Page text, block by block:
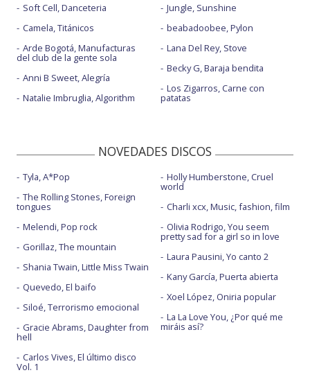
Soft Cell, Danceteria
Camela, Titánicos
Arde Bogotá, Manufacturas
del club de la gente sola
Anni B Sweet, Alegría
Natalie Imbruglia, Algorithm
Jungle, Sunshine
beabadoobee, Pylon
Lana Del Rey, Stove
Becky G, Baraja bendita
Los Zigarros, Carne con
patatas
NOVEDADES DISCOS
Tyla, A*Pop
The Rolling Stones, Foreign
tongues
Melendi, Pop rock
Gorillaz, The mountain
Shania Twain, Little Miss Twain
Quevedo, El baifo
Siloé, Terrorismo emocional
Gracie Abrams, Daughter from
hell
Carlos Vives, El último disco
Vol. 1
Holly Humberstone, Cruel
world
Charli xcx, Music, fashion, film
Olivia Rodrigo, You seem
pretty sad for a girl so in love
Laura Pausini, Yo canto 2
Kany García, Puerta abierta
Xoel López, Oniria popular
La La Love You, ¿Por qué me
miráis así?